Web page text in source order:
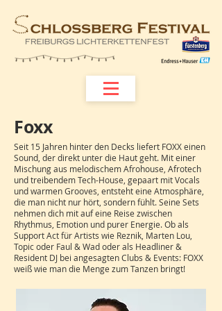
Foxx
Seit 15 Jahren hinter den Decks liefert FOXX einen
Sound, der direkt unter die Haut geht. Mit einer
Mischung aus melodischem Afrohouse, Afrotech
und treibendem Tech-House, gepaart mit Vocals
und warmen Grooves, entsteht eine Atmosphäre,
die man nicht nur hört, sondern fühlt. Seine Sets
nehmen dich mit auf eine Reise zwischen
Rhythmus, Emotion und purer Energie. Ob als
Support Act für Artists wie Reznik, Marten Lou,
Topic oder Faul & Wad oder als Headliner &
Resident DJ bei angesagten Clubs & Events: FOXX
weiß wie man die Menge zum Tanzen bringt!